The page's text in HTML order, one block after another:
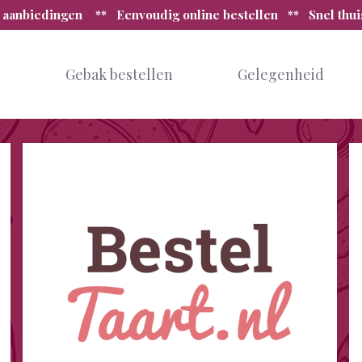
aanbiedingen ** Eenvoudig online bestellen ** Snel
Gebak bestellen Gelegenheid